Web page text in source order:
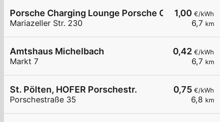
1,00 €/kWh
6,7 km
Porsche Charging Lounge Porsche Charging
Mariazeller Str. 230
0,42 €/kWh
6,7 km
Amtshaus Michelbach
Markt 7
0,75 €/kWh
6,8 km
St. Pölten, HOFER Porschestr.
Porschestraße 35